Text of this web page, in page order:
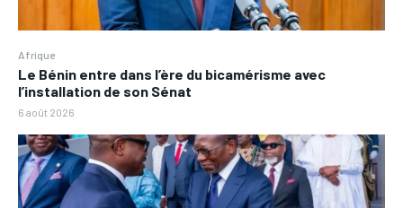
Afrique
Le Bénin entre dans l’ère du bicamérisme avec
l’installation de son Sénat
6 août 2026